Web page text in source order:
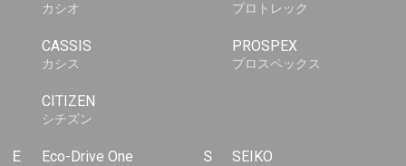
カシオ
CASSIS
カシス
CITIZEN
シチズン
E Eco-Drive One
プロトレック
PROSPEX
プロスペックス
S SEIKO